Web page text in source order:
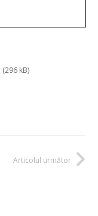
(296 kB)
Articolul următor